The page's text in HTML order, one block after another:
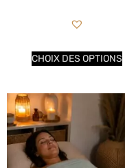
CHOIX DES OPTIONS